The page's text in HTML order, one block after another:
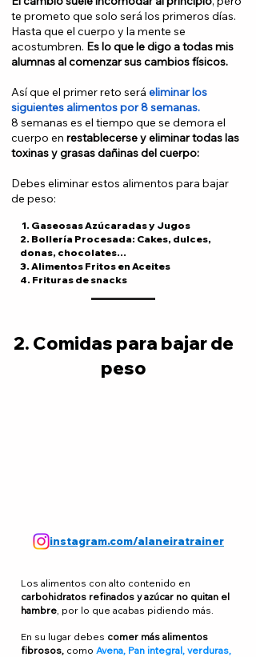
te prometo que solo será los primeros días.
Hasta que el cuerpo y la mente se
acostumbren. Es lo que le digo a todas mis
alumnas al comenzar sus cambios físicos.
Así que el primer reto será eliminar los
siguientes alimentos por 8 semanas.
8 semanas es el tiempo que se demora el
cuerpo en restablecerse y eliminar todas las
toxinas y grasas dañinas del cuerpo:
Debes eliminar estos alimentos para bajar
de peso:
1. Gaseosas Azúcaradas y Jugos
2. Bollería Procesada: Cakes, dulces,
donas, chocolates...
3. Alimentos Fritos en Aceites
4. Frituras de snacks
2. Comidas para bajar de
peso
instagram.com/alaneiratrainer
Los alimentos con alto contenido en
carbohidratos refinados y azúcar no quitan el
hambre, por lo que acabas pidiendo más.
En su lugar debes comer más alimentos
fibrosos, como Avena, Pan integral, verduras,